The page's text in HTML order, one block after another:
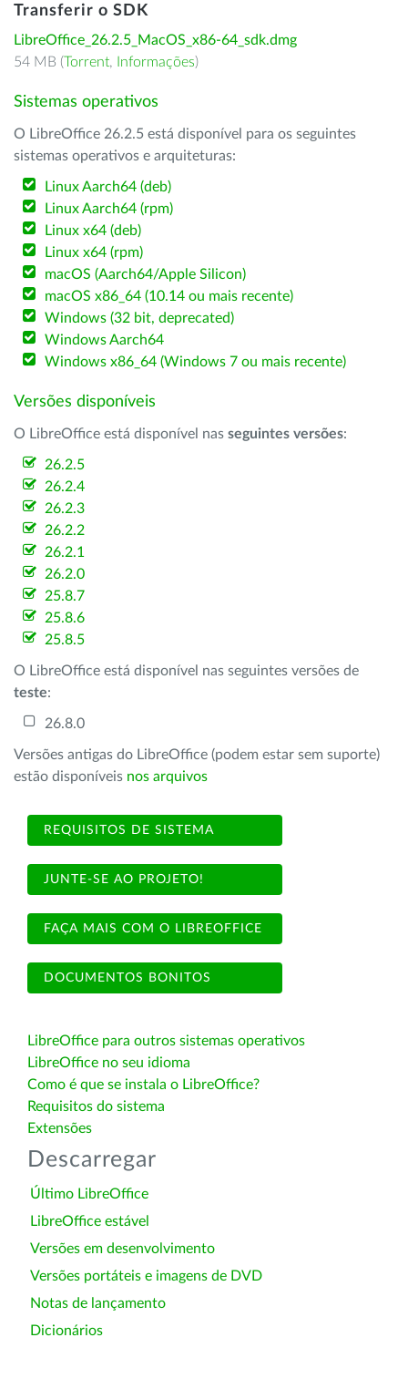
Transferir o SDK
LibreOffice_26.2.5_MacOS_x86-64_sdk.dmg
54 MB (Torrent, Informações)
Sistemas operativos
O LibreOffice 26.2.5 está disponível para os seguintes
sistemas operativos e arquiteturas:
Linux Aarch64 (deb)
Linux Aarch64 (rpm)
Linux x64 (deb)
Linux x64 (rpm)
macOS (Aarch64/Apple Silicon)
macOS x86_64 (10.14 ou mais recente)
Windows (32 bit, deprecated)
Windows Aarch64
Windows x86_64 (Windows 7 ou mais recente)
Versões disponíveis
O LibreOffice está disponível nas seguintes versões:
26.2.5
26.2.4
26.2.3
26.2.2
26.2.1
26.2.0
25.8.7
25.8.6
25.8.5
O LibreOffice está disponível nas seguintes versões de
teste:
26.8.0
Versões antigas do LibreOffice (podem estar sem suporte)
estão disponíveis nos arquivos
REQUISITOS DE SISTEMA
JUNTE-SE AO PROJETO!
FAÇA MAIS COM O LIBREOFFICE
DOCUMENTOS BONITOS
LibreOffice para outros sistemas operativos
LibreOffice no seu idioma
Como é que se instala o LibreOffice?
Requisitos do sistema
Extensões
Descarregar
Último LibreOffice
LibreOffice estável
Versões em desenvolvimento
Versões portáteis e imagens de DVD
Notas de lançamento
Dicionários